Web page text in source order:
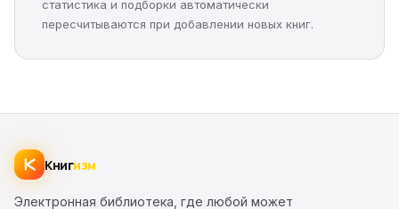
статистика и подборки автоматически
пересчитываются при добавлении новых книг.
Книгизм
Электронная библиотека, где любой может